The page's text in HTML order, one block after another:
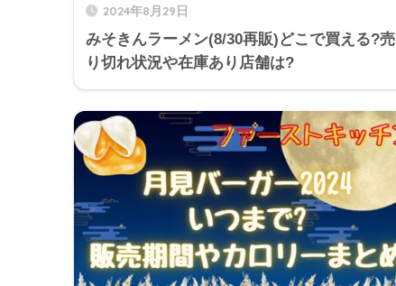
2024年8月29日
みそきんラーメン(8/30再販)どこで買える?売
り切れ状況や在庫あり店舗は?